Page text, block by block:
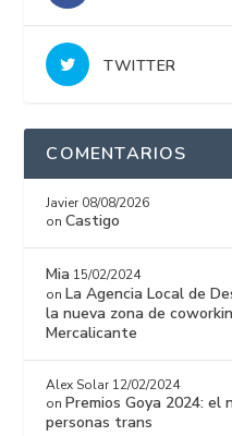
TWITTER
COMENTARIOS
Javier 08/08/2026
onCastigo
Mia 15/02/2024
on La Agencia Local de
la nueva zona de
Mercalicante
Alex Solar 12/02/2024
on Premios Goya 2024:
personas trans